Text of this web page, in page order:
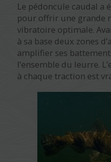
Le pédoncule caudal a
pour offrir une grande
vibratoire optimale.
à sa base deux zones
amplifier ses
l’ensemble du leurre.
à chaque traction est